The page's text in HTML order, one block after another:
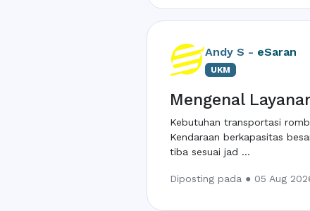
Andy S - eSaran
UKM
Mengenal
Kebutuhan transportasi
Kendaraan berkapasitas
tiba sesuai jad ...
Diposting pada ● 05 Aug